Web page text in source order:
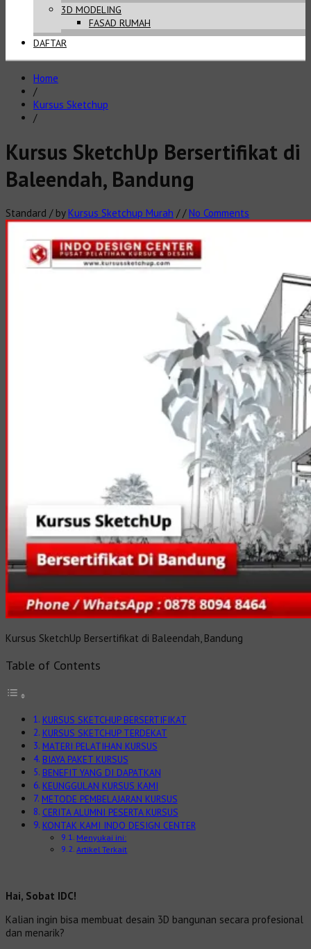
3D MODELING
FASAD RUMAH
DAFTAR
Home
/
Kursus Sketchup
/
Kursus SketchUp Bersertifikat di
Baleendah, Bandung
Standard / byKursus Sketchup Murah //No Comments
Kursus SketchUp Bersertifikat di Baleendah, Bandung
Table of Contents
KURSUS SKETCHUP BERSERTIFIKAT
KURSUS SKETCHUP TERDEKAT
MATERI PELATIHAN KURSUS
BIAYA PAKET KURSUS
BENEFIT YANG DI DAPATKAN
KEUNGGULAN KURSUS KAMI
METODE PEMBELAJARAN KURSUS
CERITA ALUMNI PESERTA KURSUS
KONTAK KAMI INDO DESIGN CENTER
Menyukai ini:
Artikel Terkait
Hai, Sobat IDC!
Kalian ingin bisa membuat desain 3D bangunan secara profesional
dan menarik?